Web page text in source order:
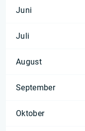
Juni
Juli
August
September
Oktober